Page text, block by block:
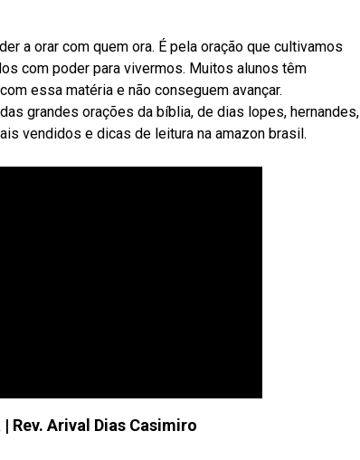
a orar com quem ora. É pela oração que cultivamos
com poder para vivermos. Muitos alunos têm
essa matéria e não conseguem avançar.
grandes orações da bíblia, de dias lopes, hernandes,
vendidos e dicas de leitura na amazon brasil.
Rev. Arival Dias Casimiro